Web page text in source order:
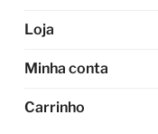
Loja
Minha conta
Carrinho